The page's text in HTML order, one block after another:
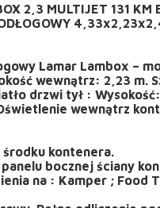
2,3 MULTIJET 131
Lamar Lambox –
wewnątrz: 2,23 m.
drzwi tył :
wewnątrz
środku kontenera.
bocznej ściany
na : Kamper ; Food